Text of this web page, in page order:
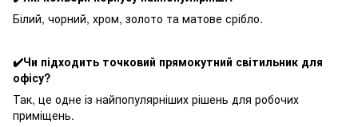
Білий, чорний, хром, золото та матове срібло.
✔️Чи підходить точковий прямокутний світильник для
офісу?
Так, це одне із найпопулярніших рішень для робочих
приміщень.